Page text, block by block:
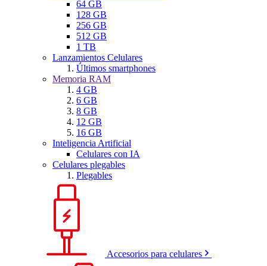
64 GB
128 GB
256 GB
512 GB
1 TB
Lanzamientos Celulares
Últimos smartphones
Memoria RAM
4 GB
6 GB
8 GB
12 GB
16 GB
Inteligencia Artificial
Celulares con IA
Celulares plegables
Plegables
Accesorios para celulares